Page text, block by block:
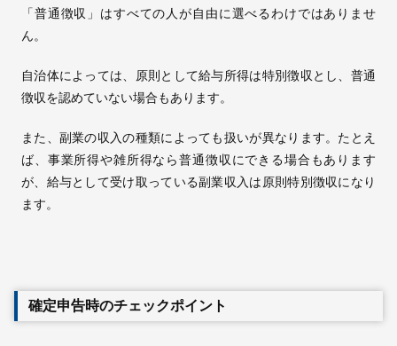
「普通徴収」はすべての人が自由に選べるわけではありませ
ん。
自治体によっては、原則として給与所得は特別徴収とし、普通
徴収を認めていない場合もあります。
また、副業の収入の種類によっても扱いが異なります。たとえ
ば、事業所得や雑所得なら普通徴収にできる場合もあります
が、給与として受け取っている副業収入は原則特別徴収になり
ます。
確定申告時のチェックポイント